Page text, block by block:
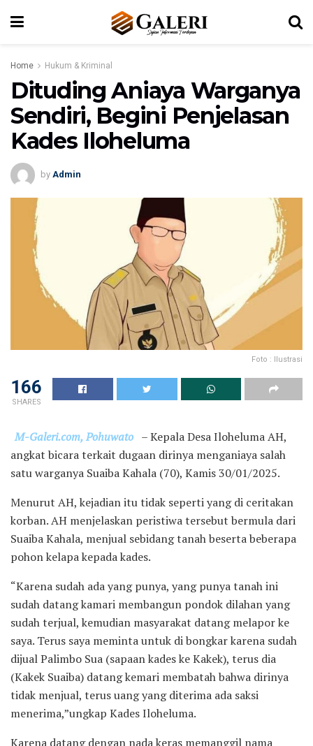
Home Hukum & Kriminal
Dituding Aniaya Warganya
Sendiri, Begini Penjelasan
Kades Iloheluma
by Admin
Foto : Ilustrasi
166
SHARES
M-Galeri.com, Pohuwato – Kepala Desa Iloheluma AH,
angkat bicara terkait dugaan dirinya menganiaya salah
satu warganya Suaiba Kahala (70), Kamis 30/01/2025.
Menurut AH, kejadian itu tidak seperti yang di ceritakan
korban. AH menjelaskan peristiwa tersebut bermula dari
Suaiba Kahala, menjual sebidang tanah beserta beberapa
pohon kelapa kepada kades.
“Karena sudah ada yang punya, yang punya tanah ini
sudah datang kamari membangun pondok dilahan yang
sudah terjual, kemudian masyarakat datang melapor ke
saya. Terus saya meminta untuk di bongkar karena sudah
dijual Palimbo Sua (sapaan kades ke Kakek), terus dia
(Kakek Suaiba) datang kemari membatah bahwa dirinya
tidak menjual, terus uang yang diterima ada saksi
menerima,”ungkap Kades Iloheluma.
Karena datang dengan nada keras memanggil nama